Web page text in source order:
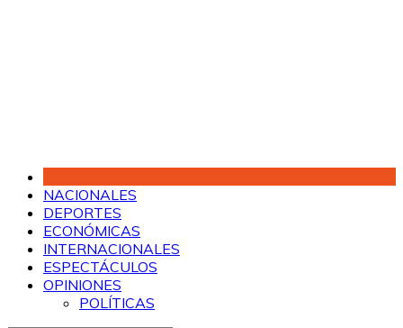
NACIONALES
DEPORTES
ECONÓMICAS
INTERNACIONALES
ESPECTÁCULOS
OPINIONES
POLÍTICAS